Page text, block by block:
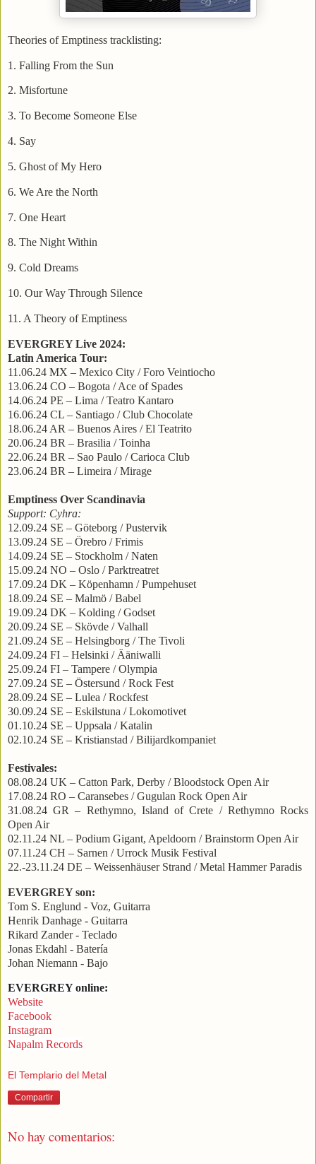
Theories of Emptiness tracklisting:
1. Falling From the Sun
2. Misfortune
3. To Become Someone Else
4. Say
5. Ghost of My Hero
6. We Are the North
7. One Heart
8. The Night Within
9. Cold Dreams
10. Our Way Through Silence
11. A Theory of Emptiness
EVERGREY Live 2024:
Latin America Tour:
11.06.24 MX – Mexico City / Foro Veintiocho
13.06.24 CO – Bogota / Ace of Spades
14.06.24 PE – Lima / Teatro Kantaro
16.06.24 CL – Santiago / Club Chocolate
18.06.24 AR – Buenos Aires / El Teatrito
20.06.24 BR – Brasilia / Toinha
22.06.24 BR – Sao Paulo / Carioca Club
23.06.24 BR – Limeira / Mirage
Emptiness Over Scandinavia
Support: Cyhra:
12.09.24 SE – Göteborg / Pustervik
13.09.24 SE – Örebro / Frimis
14.09.24 SE – Stockholm / Naten
15.09.24 NO – Oslo / Parktreatret
17.09.24 DK – Köpenhamn / Pumpehuset
18.09.24 SE – Malmö / Babel
19.09.24 DK – Kolding / Godset
20.09.24 SE – Skövde / Valhall
21.09.24 SE – Helsingborg / The Tivoli
24.09.24 FI – Helsinki / Ääniwalli
25.09.24 FI – Tampere / Olympia
27.09.24 SE – Östersund / Rock Fest
28.09.24 SE – Lulea / Rockfest
30.09.24 SE – Eskilstuna / Lokomotivet
01.10.24 SE – Uppsala / Katalin
02.10.24 SE – Kristianstad / Bilijardkompaniet
Festivales:
08.08.24 UK – Catton Park, Derby / Bloodstock Open Air
17.08.24 RO – Caransebes / Gugulan Rock Open Air
31.08.24 GR – Rethymno, Island of Crete / Rethymno Rocks
Open Air
02.11.24 NL – Podium Gigant, Apeldoorn / Brainstorm Open Air
07.11.24 CH – Sarnen / Urrock Musik Festival
22.-23.11.24 DE – Weissenhäuser Strand / Metal Hammer Paradis
EVERGREY son:
Tom S. Englund - Voz, Guitarra
Henrik Danhage - Guitarra
Rikard Zander - Teclado
Jonas Ekdahl - Batería
Johan Niemann - Bajo
EVERGREY online:
Website
Facebook
Instagram
Napalm Records
El Templario del Metal
Compartir
No hay comentarios: